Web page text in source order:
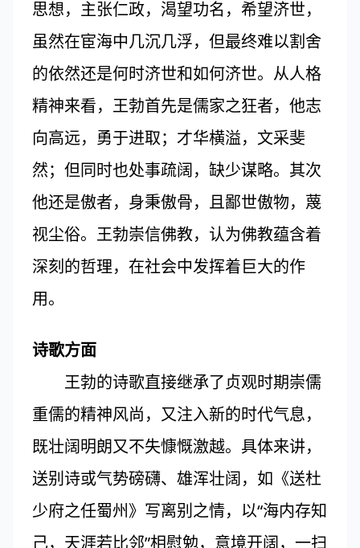
思想，主张仁政，渴望功名，希望济世，
虽然在宦海中几沉几浮，但最终难以割舍
的依然还是何时济世和如何济世。从人格
精神来看，王勃首先是儒家之狂者，他志
向高远，勇于进取；才华横溢，文采斐
然；但同时也处事疏阔，缺少谋略。其次
他还是傲者，身秉傲骨，且鄙世傲物，蔑
视尘俗。王勃崇信佛教，认为佛教蕴含着
深刻的哲理，在社会中发挥着巨大的作
用。
诗歌方面
王勃的诗歌直接继承了贞观时期崇儒
重儒的精神风尚，又注入新的时代气息，
既壮阔明朗又不失慷慨激越。具体来讲，
送别诗或气势磅礴、雄浑壮阔，如《送杜
少府之任蜀州》写离别之情，以“海内存知
己，天涯若比邻”相慰勉，意境开阔，一扫